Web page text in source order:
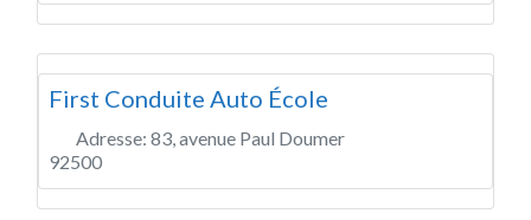
First Conduite Auto École
Adresse: 83, avenue Paul Doumer
92500